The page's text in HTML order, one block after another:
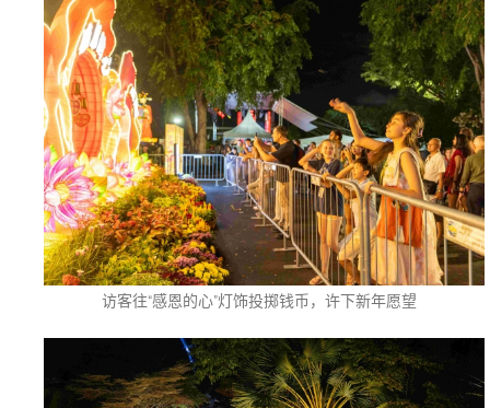
访客往“感恩的心”灯饰投掷钱币，许下新年愿望